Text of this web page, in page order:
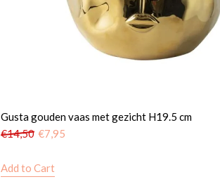
Gusta gouden vaas met gezicht H19.5 cm
€14,50 €7,95
Add to Cart